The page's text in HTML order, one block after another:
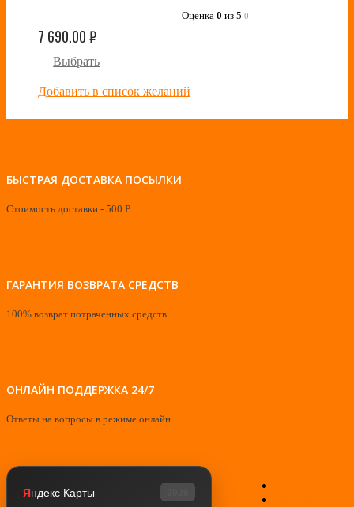
Оценка 0 из 5 0
7 690.00₽
Выбрать
Добавить в список желаний
БЫСТРАЯ ДОСТАВКА ПОСЫЛКИ
Стоимость доставки - 500 Р
ГАРАНТИЯ ВОЗВРАТА СРЕДСТВ
100% возврат потраченных средств
ОНЛАЙН ПОДДЕРЖКА 24/7
Ответы на вопросы в режиме онлайн
Яндекс Карты